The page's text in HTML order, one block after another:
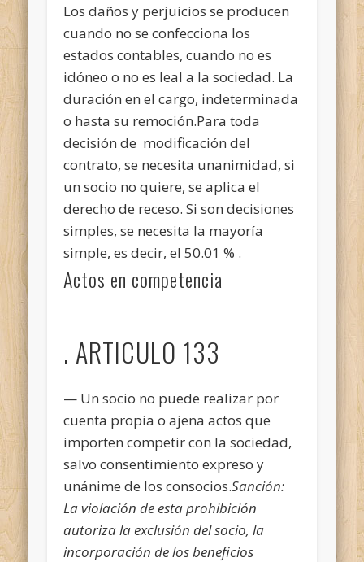
Los daños y perjuicios se producen
cuando no se confecciona los
estados contables, cuando no es
idóneo o no es leal a la sociedad. La
duración en el cargo, indeterminada
o hasta su remoción.Para toda
decisión de modificación del
contrato, se necesita unanimidad, si
un socio no quiere, se aplica el
derecho de receso. Si son decisiones
simples, se necesita la mayoría
simple, es decir, el 50.01 % .
Actos en competencia
. ARTICULO 133
— Un socio no puede realizar por
cuenta propia o ajena actos que
importen competir con la sociedad,
salvo consentimiento expreso y
unánime de los consocios.Sanción:
La violación de esta prohibición
autoriza la exclusión del socio, la
incorporación de los beneficios